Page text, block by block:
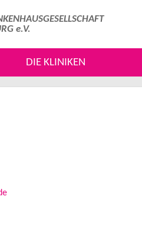
e.V.
DIE KLINIKEN